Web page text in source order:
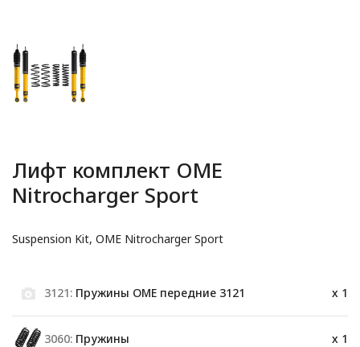
Лифт комплект OME
Nitrocharger Sport
Suspension Kit, OME Nitrocharger Sport
3121: Пружины OME передние 3121 x 1
3060: Пружины x 1